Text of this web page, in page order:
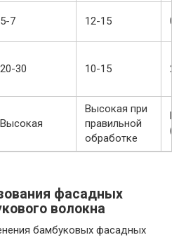
5-7 12-15
20-30 10-15
Высокая
Высокая при
правильной
обработке
фасадных
волокна
бамбуковых фасадных